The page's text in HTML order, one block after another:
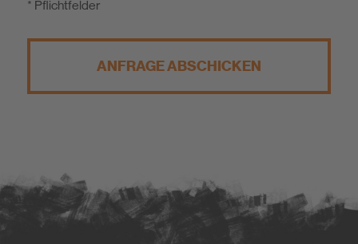
* Pflichtfelder
ANFRAGE ABSCHICKEN